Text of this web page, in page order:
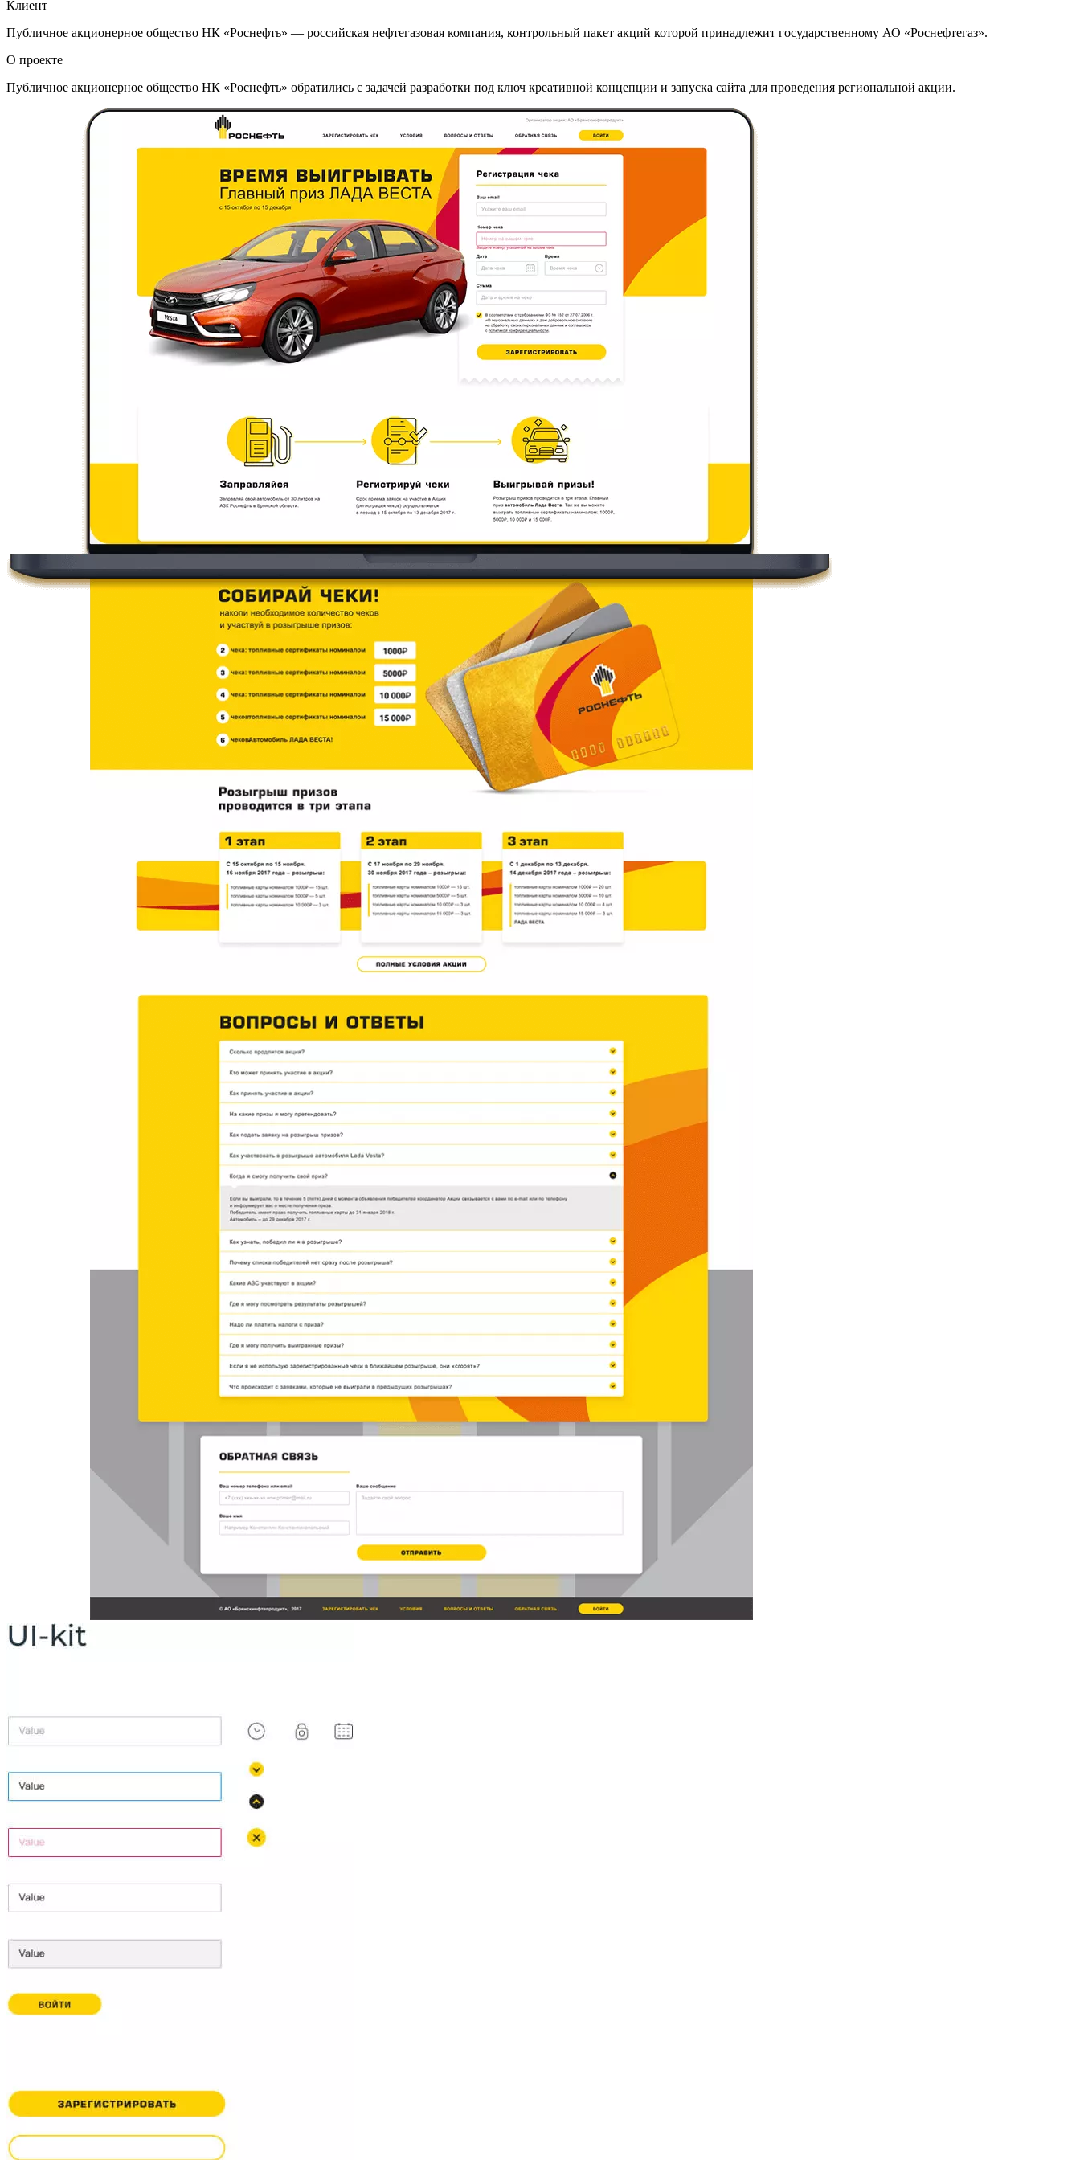
Клиент
Публичное акционерное общество НК «Роснефть» — российская нефтегазовая компания, контрольный пакет акций которой принадлежит государственному АО «Роснефтегаз».
О проекте
Публичное акционерное общество НК «Роснефть» обратились с задачей разработки под ключ креативной концепции и запуска сайта для проведения региональной акции.